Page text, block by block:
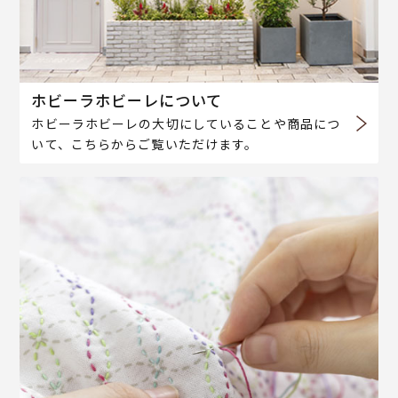
ホビーラホビーレについて
ホビーラホビーレの大切にしていることや商品につ
いて、こちらからご覧いただけます。